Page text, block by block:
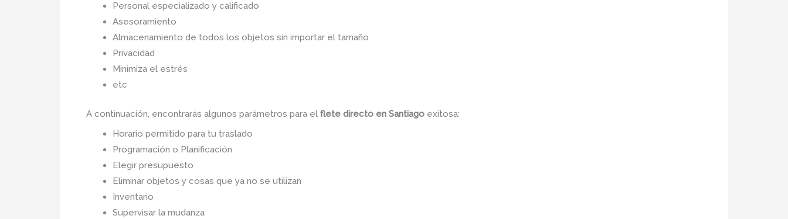
Personal especializado y calificado
Asesoramiento
Almacenamiento de todos los objetos sin importar el tamaño
Privacidad
Minimiza el estrés
etc
A continuación, encontrarás algunos parámetros para el flete directo en Santiago exitosa:
Horario permitido para tu traslado
Programación o Planificación
Elegir presupuesto
Eliminar objetos y cosas que ya no se utilizan
Inventario
Supervisar la mudanza